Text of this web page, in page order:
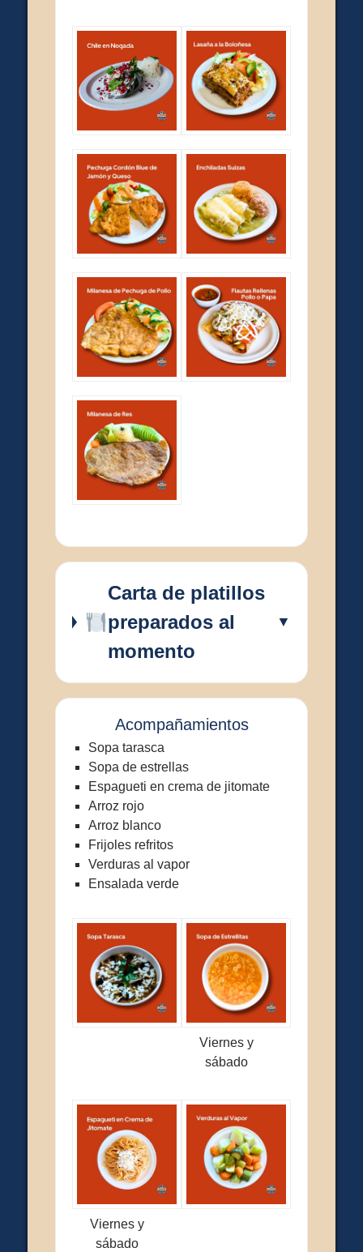
Carta de platillos
preparados al
momento
▼
Acompañamientos
Sopa tarasca
Sopa de estrellas
Espagueti en crema de jitomate
Arroz rojo
Arroz blanco
Frijoles refritos
Verduras al vapor
Ensalada verde
Viernes y
sábado
Viernes y
sábado